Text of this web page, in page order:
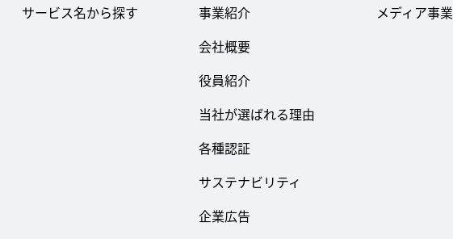
サービス名から探す
事業紹介
会社概要
役員紹介
当社が選ばれる理由
各種認証
サステナビリティ
企業広告
メディア事業